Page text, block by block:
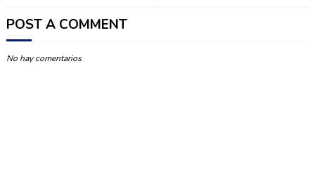
POST A COMMENT
No hay comentarios